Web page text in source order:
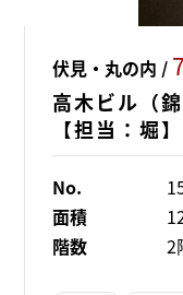
伏見・丸の内 /
高木ビル（
【担当：堀】
No.
面積
階数
2